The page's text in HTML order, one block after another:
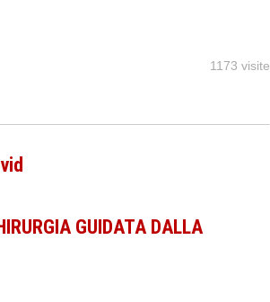
1173 visite
GUIDATA DALLA